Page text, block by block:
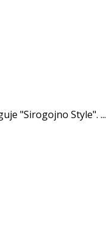
"Sirogojno Style". ...